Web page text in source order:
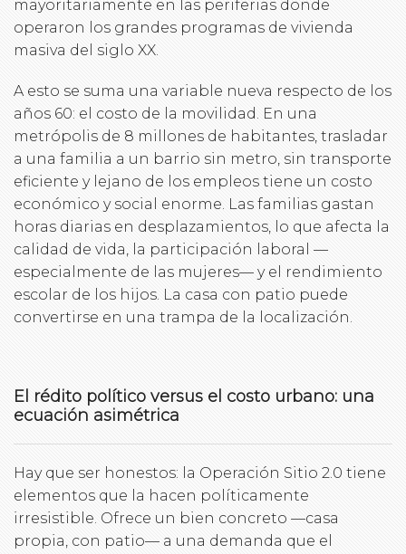
mayoritariamente en las periferias donde
operaron los grandes programas de vivienda
masiva del siglo XX.
A esto se suma una variable nueva respecto de los
años 60: el costo de la movilidad. En una
metrópolis de 8 millones de habitantes, trasladar
a una familia a un barrio sin metro, sin transporte
eficiente y lejano de los empleos tiene un costo
económico y social enorme. Las familias gastan
horas diarias en desplazamientos, lo que afecta la
calidad de vida, la participación laboral —
especialmente de las mujeres— y el rendimiento
escolar de los hijos. La casa con patio puede
convertirse en una trampa de la localización.
El rédito político versus el costo urbano: una
ecuación asimétrica
Hay que ser honestos: la Operación Sitio 2.0 tiene
elementos que la hacen políticamente
irresistible. Ofrece un bien concreto —casa
propia, con patio— a una demanda que el